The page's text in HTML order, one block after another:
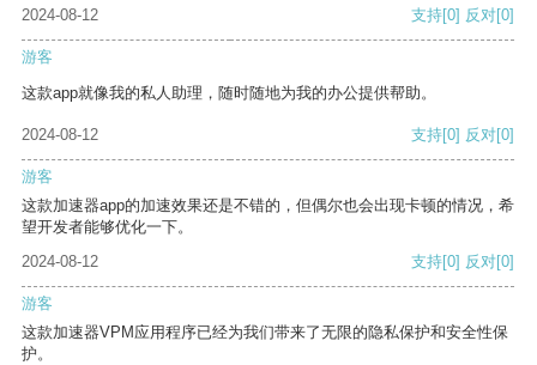
2024-08-12 支持[0] 反对[0]
游客
这款app就像我的私人助理，随时随地为我的办公提供帮助。
2024-08-12 支持[0] 反对[0]
游客
这款加速器app的加速效果还是不错的，但偶尔也会出现卡顿的情况，希
望开发者能够优化一下。
2024-08-12
支持[0] 反对[0]
游客
这款加速器VPM应用程序已经为我们带来了无限的隐私保护和安全性保
护。